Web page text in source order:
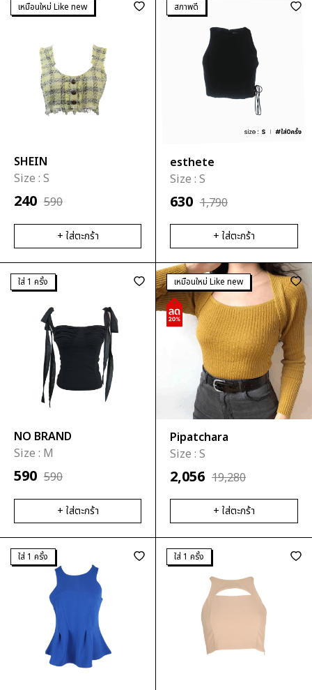
เหมือนใหม่ Like new
SHEIN
Size : S
240 590
+ ใส่ตะกร้า
สภาพดี
esthete
Size : S
630 1,790
+ ใส่ตะกร้า
ใส่ 1 ครั้ง
NO BRAND
Size : M
590 590
+ ใส่ตะกร้า
เหมือนใหม่ Like new
Pipatchara
Size : S
2,056 19,280
+ ใส่ตะกร้า
ใส่ 1 ครั้ง ใส่ 1 ครั้ง